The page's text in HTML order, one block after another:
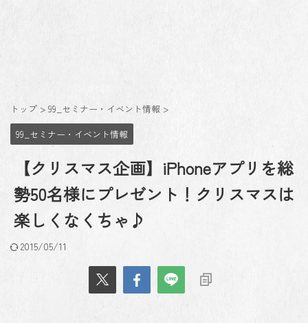
トップ > 99_セミナー・イベント情報 >
99_セミナー・イベント情報
【クリスマス企画】iPhoneアプリを総
勢50名様にプレゼント！クリスマスは
楽しくなくちゃ♪
2015/05/11